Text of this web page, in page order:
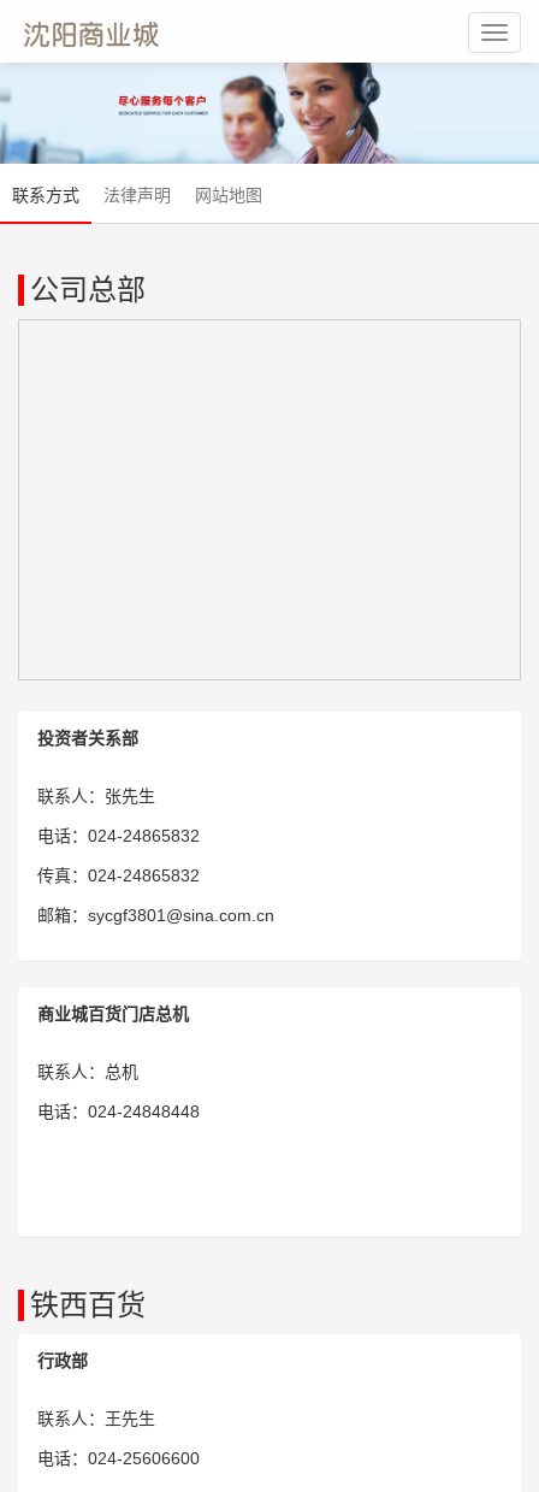
联系方式 法律声明 网站地图
公司总部
投资者关系部
联系人：张先生
电话：024-24865832
传真：024-24865832
邮箱：sycgf3801@sina.com.cn
商业城百货门店总机
联系人：总机
电话：024-24848448
铁西百货
行政部
联系人：王先生
电话：024-25606600